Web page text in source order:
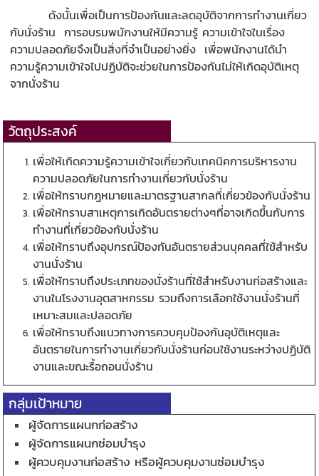
ดังนั้นเพื่อเป็นการป้องกันและลดอุบัติจากการทำงานเกี่ยว
กับนั่งร้าน การอบรมพนักงานให้มีความรู้ ความเข้าใจในเรื่อง
ความปลอดภัยจึงเป็นสิ่งที่จำเป็นอย่างยิ่ง เพื่อพนักงานได้นำ
ความรู้ความเข้าใจไปปฏิบัติจะช่วยในการป้องกันไม่ให้เกิดอุบัติเหตุ
จากนั่งร้าน
วัตถุประสงค์
เพื่อให้เกิดความรู้ความเข้าใจเกี่ยวกับเทคนิคการบริหารงาน
ความปลอดภัยในการทำงานเกี่ยวกับนั่งร้าน
เพื่อให้ทราบกฎหมายและมาตรฐานสากลที่เกี่ยวข้องกับนั่งร้าน
เพื่อให้ทราบสาเหตุการเกิดอันตรายต่างๆที่อาจเกิดขึ้นกับการ
ทำงานที่เกี่ยวข้องกับนั่งร้าน
เพื่อให้ทราบถึงอุปกรณ์ป้องกันอันตรายส่วนบุคคลที่ใช้สำหรับ
งานนั่งร้าน
เพื่อให้ทราบถึงประเภทของนั่งร้านที่ใช้สำหรับงานก่อสร้างและ
งานในโรงงานอุตสาหกรรม รวมถึงการเลือกใช้งานนั่งร้านที่
เหมาะสมและปลอดภัย
เพื่อให้ทราบถึงแนวทางการควบคุมป้องกันอุบัติเหตุและ
อันตรายในการทำงานเกี่ยวกับนั่งร้านก่อนใช้งานระหว่างปฏิบัติ
งานและขณะรื้อถอนนั่งร้าน
กลุ่มเป้าหมาย
ผู้จัดการแผนกก่อสร้าง
ผู้จัดการแผนกซ่อมบำรุง
ผู้ควบคุมงานก่อสร้าง หรือผู้ควบคุมงานซ่อมบำรุง